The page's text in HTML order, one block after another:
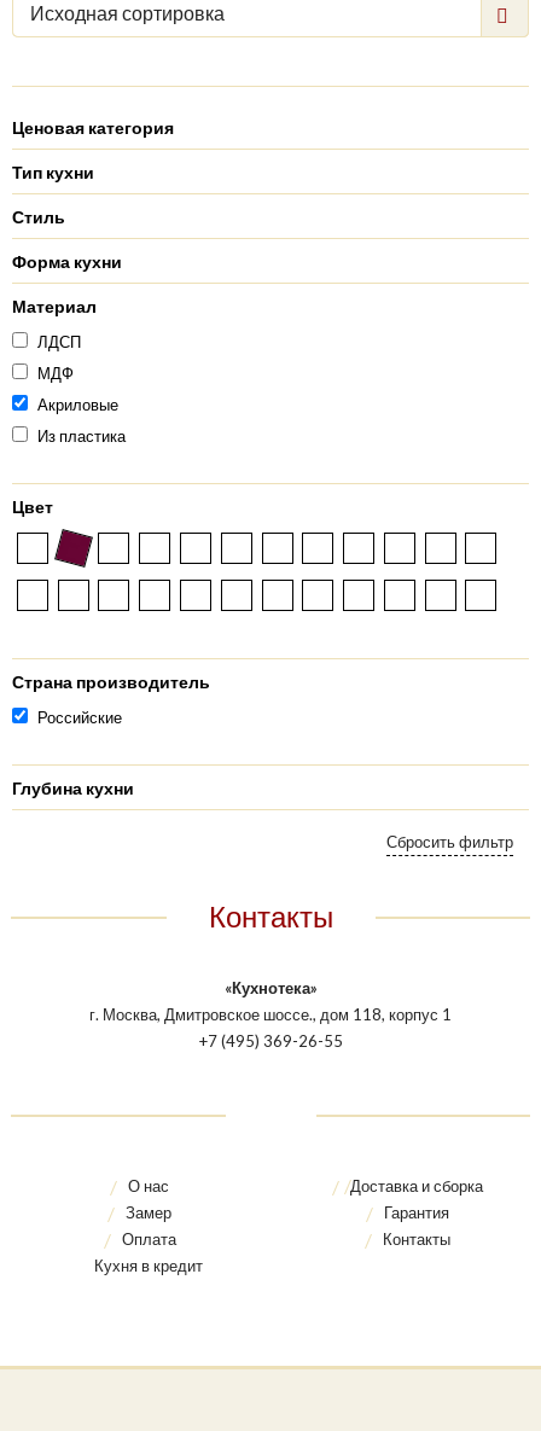
Исходная сортировка
Ценовая категория
Тип кухни
Стиль
Форма кухни
Материал
ЛДСП
МДФ
Акриловые
Из пластика
Цвет
Страна производитель
Российские
Глубина кухни
Контакты
«Кухнотека»
г. Москва, Дмитровское шоссе., дом 118, корпус 1
+7 (495) 369-26-55
О нас
Замер
Оплата
Кухня в кредит
Доставка и сборка
Гарантия
Контакты